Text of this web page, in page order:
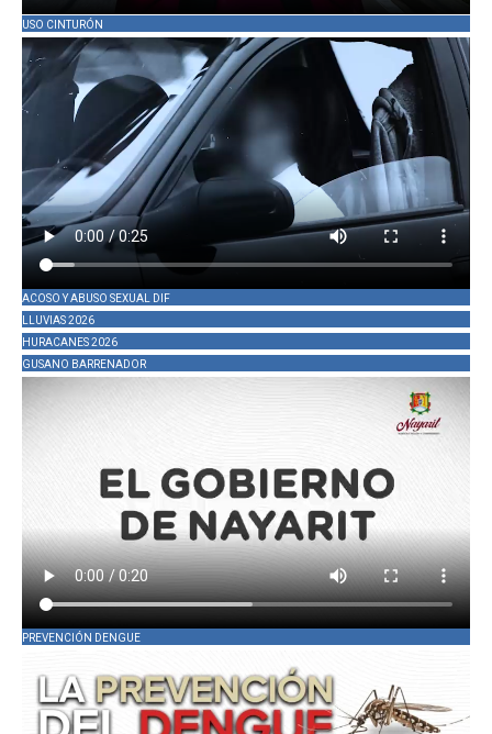
USO CINTURÓN
ACOSO Y ABUSO SEXUAL DIF
LLUVIAS 2026
HURACANES 2026
GUSANO BARRENADOR
PREVENCIÓN DENGUE